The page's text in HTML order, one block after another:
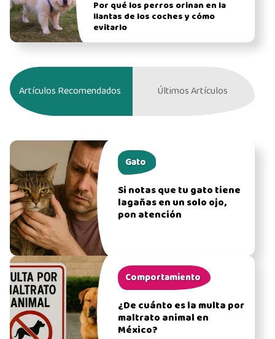
Por qué los perros orinan en la
llantas de los coches y cómo
evitarlo
Artículos Recomendados Últimos Artículos
Gato
Si notas que tu gato tiene
lagañas en un solo ojo,
pon atención
Comportamiento
¿De cuánto es la multa por
maltrato animal en
México?